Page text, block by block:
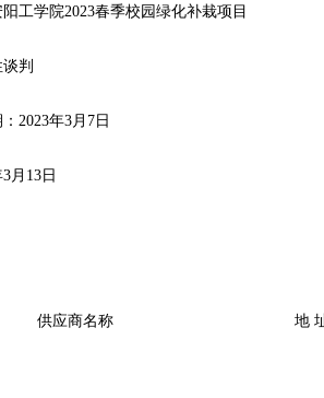
阳工学院2023春季校园绿化补栽项目
判
2023年3月 7 日
3月 13 日
供应商名称 地